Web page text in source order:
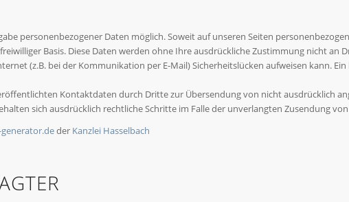
personenbezogener Daten möglich. Soweit auf unseren Seiten
Basis. Diese Daten werden ohne Ihre ausdrückliche Zustimmung nicht an
(z.B. bei der Kommunikation per E-Mail) Sicherheitslücken aufweisen kann.
Kontaktdaten durch Dritte zur Übersendung von nicht ausdrücklich
sich ausdrücklich rechtliche Schritte im Falle der unverlangten Zusendung
der Kanzlei Hasselbach